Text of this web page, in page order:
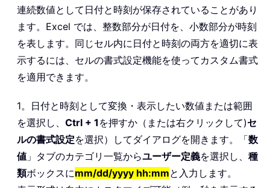
連続数値として日付と時刻が保存されていることがあり
ます。Excel では、整数部分が日付を、小数部分が時刻
を表します。同じセル内に日付と時刻の両方を適切に表
示するには、セルの書式設定機能を使ってカスタム書式
を適用できます。
1。日付と時刻として変換・表示したい数値または範囲
を選択し、 Ctrl + 1 を押すか（または右クリックして)セ
ルの書式設定を選択）してダイアログを開きます。「数
値 」タブのカテゴリ一覧からユーザー定義を選択し、 種
類ボックスにmm/dd/yyyy hh:mmと入力します。